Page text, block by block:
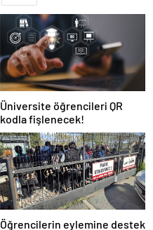
Üniversite öğrencileri QR
kodla fişlenecek!
Öğrencilerin eylemine destek